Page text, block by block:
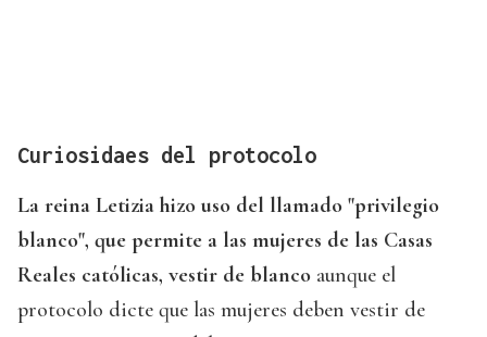
Curiosidaes del protocolo
La reina Letizia hizo uso del llamado "privilegio
blanco", que permite a las mujeres de las Casas
Reales católicas, vestir de blanco aunque el
protocolo dicte que las mujeres deben vestir de